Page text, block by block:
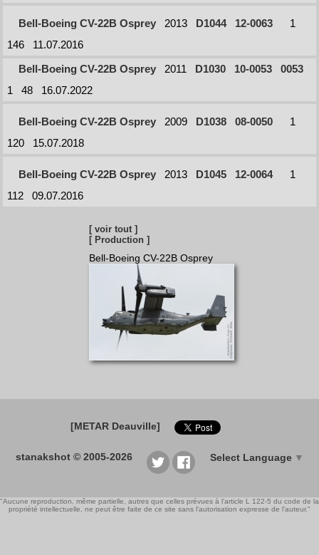
Bell-Boeing CV-22B Osprey 2013 D1044 12-0063
1
146
11.07.2016
Bell-Boeing CV-22B Osprey
2011 D1030 10-0053
0053
1
48 16.07.2022
Bell-Boeing CV-22B Osprey 2009 D1038 08-0050
1
120
15.07.2018
Bell-Boeing CV-22B Osprey 2013 D1045 12-0064
1
112
09.07.2016
[ voir tout ]
[ Production ]
Bell-Boeing CV-22B Osprey
[METAR Deauville]
stanakshot © 2005-2026 Select Language ▼
"Aucune reproduction, même partielle, autres que celles prévues à l'article L 122-5 du code de la
propriété intellectuelle, ne peut être faite de ce site sans l'autorisation expresse de l'auteur."